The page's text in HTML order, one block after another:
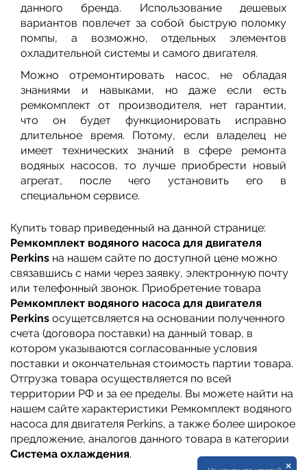
данного бренда. Использование дешевых
вариантов повлечет за собой быструю поломку
помпы, а возможно, отдельных элементов
охладительной системы и самого двигателя.
Можно отремонтировать насос, не обладая
знаниями и навыками, но даже если есть
ремкомплект от производителя, нет гарантии,
что он будет функционировать исправно
длительное время. Потому, если владелец не
имеет технических знаний в сфере ремонта
водяных насосов, то лучше приобрести новый
агрегат, после чего установить его в
специальном сервисе.
Купить товар приведенный на данной странице:
Ремкомплект водяного насоса для двигателя
Perkins на нашем сайте по доступной цене можно
связавшись с нами через заявку, электронную почту
или телефонный звонок. Приобретение товара
Ремкомплект водяного насоса для двигателя
Perkins осущетсвляется на основании полученного
счета (договора поставки) на данный товар, в
котором указываются согласованные условия
поставки и окончательная стоимость партии товара.
Отгрузка товара осуществляется по всей
территории РФ и за ее пределы. Вы можете найти на
нашем сайте характеристики Ремкомплект водяного
насоса для двигателя Perkins, а также более широкое
предложение, аналогов данного товара в категории
Система охлаждения.
×